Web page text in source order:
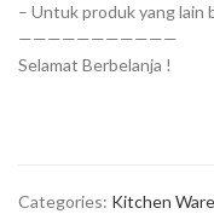
– Untuk produk yang lain
———————————
Selamat Berbelanja !
Categories: Kitchen Ware